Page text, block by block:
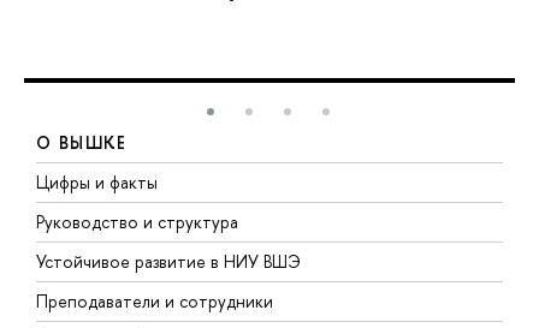
О ВЫШКЕ
Цифры и факты
Руководство и структура
Устойчивое развитие в НИУ ВШЭ
Преподаватели и сотрудники